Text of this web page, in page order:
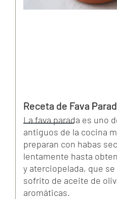
Receta de Fava
La fava parada es uno
antiguos de la cocina
preparan con habas
lentamente hasta
y aterciopelada, que
sofrito de aceite de
aromáticas.